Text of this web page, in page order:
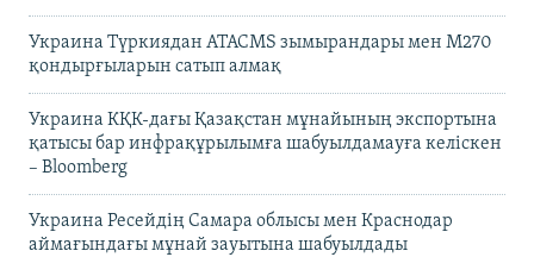
Украина Түркиядан ATACMS зымырандары мен M270
қондырғыларын сатып алмақ
Украина КҚК-дағы Қазақстан мұнайының экспортына
қатысы бар инфрақұрылымға шабуылдамауға келіскен
– Bloomberg
Украина Ресейдің Самара облысы мен Краснодар
аймағындағы мұнай зауытына шабуылдады